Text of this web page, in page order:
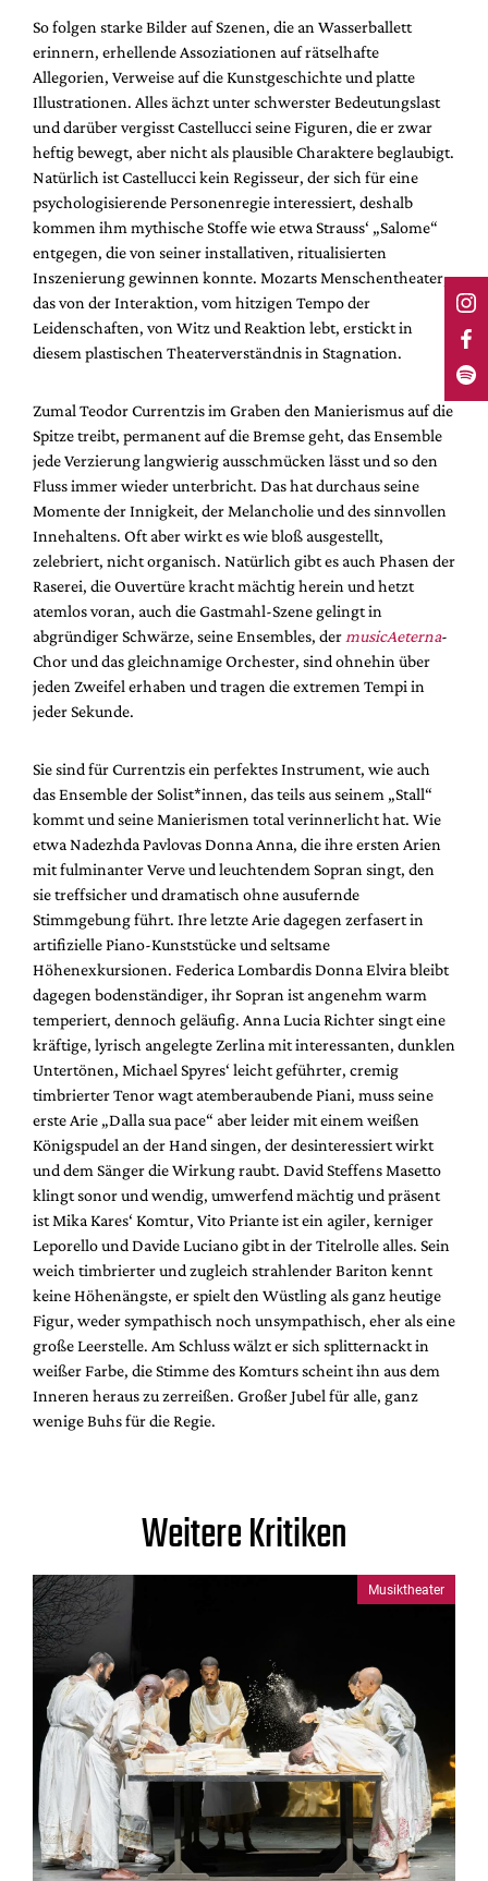
So folgen starke Bilder auf Szenen, die an Wasserballett
erinnern, erhellende Assoziationen auf rätselhafte
Allegorien, Verweise auf die Kunstgeschichte und platte
Illustrationen. Alles ächzt unter schwerster Bedeutungslast
und darüber vergisst Castellucci seine Figuren, die er zwar
heftig bewegt, aber nicht als plausible Charaktere beglaubigt.
Natürlich ist Castellucci kein Regisseur, der sich für eine
psychologisierende Personenregie interessiert, deshalb
kommen ihm mythische Stoffe wie etwa Strauss‘ „Salome“
entgegen, die von seiner installativen, ritualisierten
Inszenierung gewinnen konnte. Mozarts Menschentheater,
das von der Interaktion, vom hitzigen Tempo der
Leidenschaften, von Witz und Reaktion lebt, erstickt in
diesem plastischen Theaterverständnis in Stagnation.
Zumal Teodor Currentzis im Graben den Manierismus auf die
Spitze treibt, permanent auf die Bremse geht, das Ensemble
jede Verzierung langwierig ausschmücken lässt und so den
Fluss immer wieder unterbricht. Das hat durchaus seine
Momente der Innigkeit, der Melancholie und des sinnvollen
Innehaltens. Oft aber wirkt es wie bloß ausgestellt,
zelebriert, nicht organisch. Natürlich gibt es auch Phasen der
Raserei, die Ouvertüre kracht mächtig herein und hetzt
atemlos voran, auch die Gastmahl-Szene gelingt in
abgründiger Schwärze, seine Ensembles, der musicAeterna-
Chor und das gleichnamige Orchester, sind ohnehin über
jeden Zweifel erhaben und tragen die extremen Tempi in
jeder Sekunde.
Sie sind für Currentzis ein perfektes Instrument, wie auch
das Ensemble der Solist*innen, das teils aus seinem „Stall“
kommt und seine Manierismen total verinnerlicht hat. Wie
etwa Nadezhda Pavlovas Donna Anna, die ihre ersten Arien
mit fulminanter Verve und leuchtendem Sopran singt, den
sie treffsicher und dramatisch ohne ausufernde
Stimmgebung führt. Ihre letzte Arie dagegen zerfasert in
artifizielle Piano-Kunststücke und seltsame
Höhenexkursionen. Federica Lombardis Donna Elvira bleibt
dagegen bodenständiger, ihr Sopran ist angenehm warm
temperiert, dennoch geläufig. Anna Lucia Richter singt eine
kräftige, lyrisch angelegte Zerlina mit interessanten, dunklen
Untertönen, Michael Spyres‘ leicht geführter, cremig
timbrierter Tenor wagt atemberaubende Piani, muss seine
erste Arie „Dalla sua pace“ aber leider mit einem weißen
Königspudel an der Hand singen, der desinteressiert wirkt
und dem Sänger die Wirkung raubt. David Steffens Masetto
klingt sonor und wendig, umwerfend mächtig und präsent
ist Mika Kares‘ Komtur, Vito Priante ist ein agiler, kerniger
Leporello und Davide Luciano gibt in der Titelrolle alles. Sein
weich timbrierter und zugleich strahlender Bariton kennt
keine Höhenängste, er spielt den Wüstling als ganz heutige
Figur, weder sympathisch noch unsympathisch, eher als eine
große Leerstelle. Am Schluss wälzt er sich splitternackt in
weißer Farbe, die Stimme des Komturs scheint ihn aus dem
Inneren heraus zu zerreißen. Großer Jubel für alle, ganz
wenige Buhs für die Regie.
Weitere Kritiken
Musiktheater